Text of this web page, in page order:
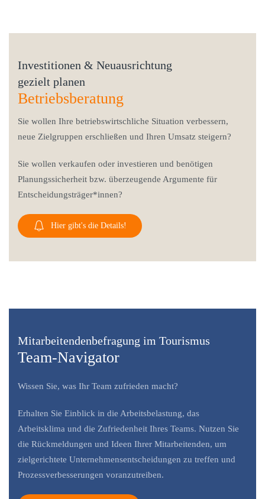
Investitionen & Neuausrichtung
gezielt planen
Betriebsberatung
Sie wollen Ihre betriebswirtschliche Situation verbessern,
neue Zielgruppen erschließen und Ihren Umsatz steigern?
Sie wollen verkaufen oder investieren und benötigen
Planungssicherheit bzw. überzeugende Argumente für
Entscheidungsträger*innen?
Hier gibt's die Details!
Mitarbeitendenbefragung im Tourismus
Team-Navigator
Wissen Sie, was Ihr Team zufrieden macht?
Erhalten Sie Einblick in die Arbeitsbelastung, das
Arbeitsklima und die Zufriedenheit Ihres Teams. Nutzen Sie
die Rückmeldungen und Ideen Ihrer Mitarbeitenden, um
zielgerichtete Unternehmensentscheidungen zu treffen und
Prozessverbesserungen voranzutreiben.